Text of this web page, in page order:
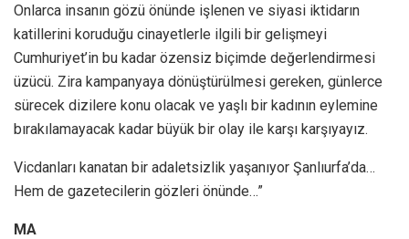
Onlarca insanın gözü önünde işlenen ve siyasi iktidarın
katillerini koruduğu cinayetlerle ilgili bir gelişmeyi
Cumhuriyet’in bu kadar özensiz biçimde değerlendirmesi
üzücü. Zira kampanyaya dönüştürülmesi gereken, günlerce
sürecek dizilere konu olacak ve yaşlı bir kadının eylemine
bırakılamayacak kadar büyük bir olay ile karşı karşıyayız.
Vicdanları kanatan bir adaletsizlik yaşanıyor Şanlıurfa’da…
Hem de gazetecilerin gözleri önünde…”
MA